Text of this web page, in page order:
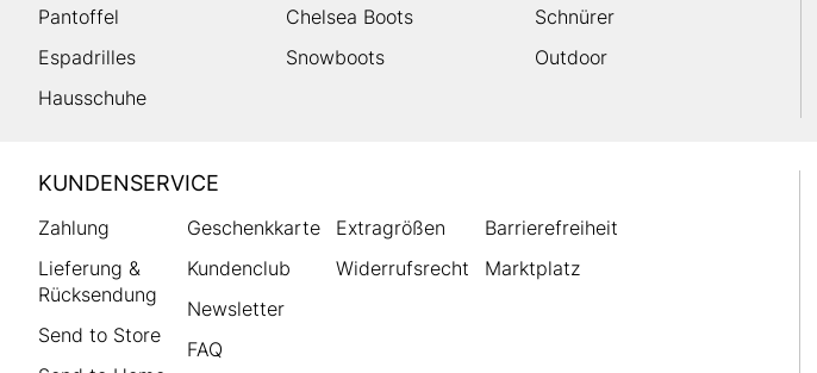
Pantoffel
Chelsea Boots
Schnürer
Espadrilles
Snowboots
Outdoor
Hausschuhe
HUMANIC
Footer
KUNDENSERVICE
Zahlung
Lieferung &
Rücksendung
Send to Store
Geschenkkarte
Kundenclub
Newsletter
FAQ
Extragrößen
Widerrufsrecht
Barrierefreiheit
Marktplatz